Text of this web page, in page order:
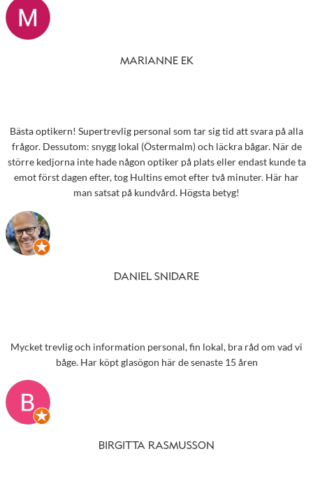
MARIANNE EK
Bästa optikern! Supertrevlig personal som tar sig tid att svara på alla
frågor. Dessutom: snygg lokal (Östermalm) och läckra bågar. När de
större kedjorna inte hade någon optiker på plats eller endast kunde ta
emot först dagen efter, tog Hultins emot efter två minuter. Här har
man satsat på kundvård. Högsta betyg!
DANIEL SNIDARE
Mycket trevlig och information personal, fin lokal, bra råd om vad vi
båge. Har köpt glasögon här de senaste 15 åren
BIRGITTA RASMUSSON